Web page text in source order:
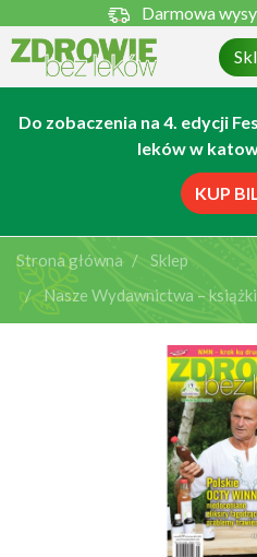
Darmowa
Do zobaczenia na 4. edycji
leków w
KUP
Strona główna
Sklep
Nasze Wydawnictwa –